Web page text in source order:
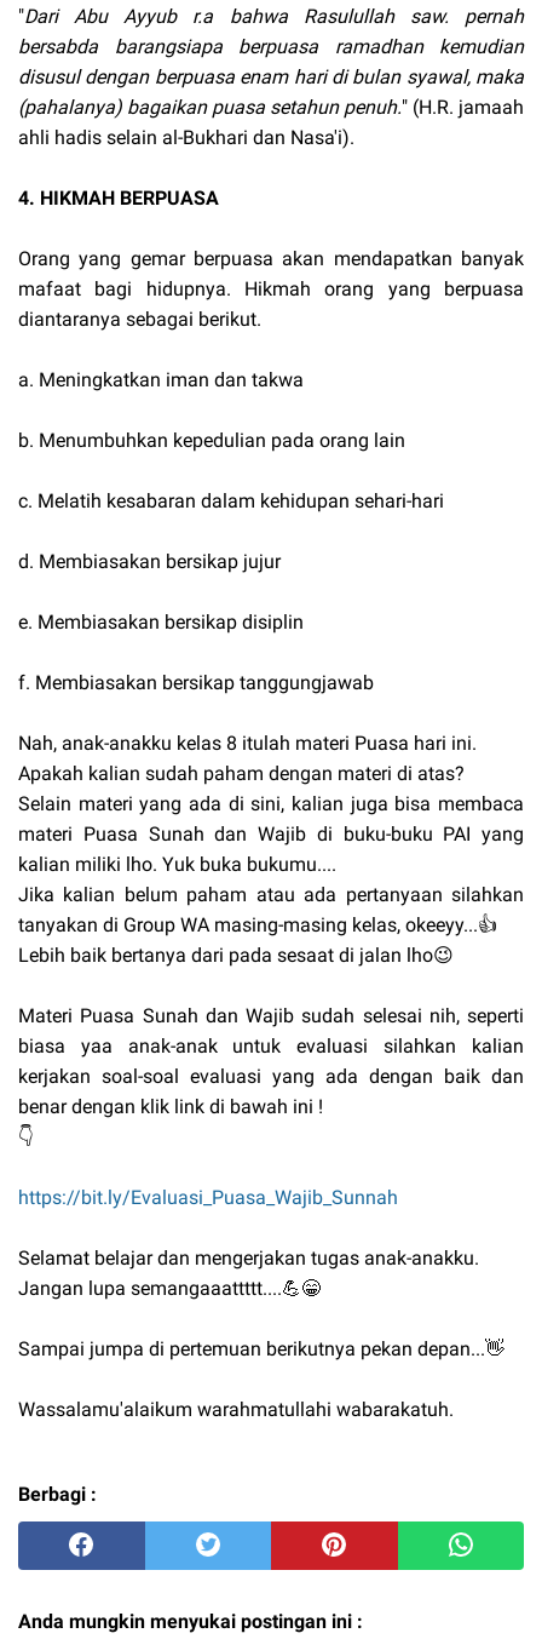
"Dari Abu Ayyub r.a bahwa Rasulullah saw. pernah
bersabda barangsiapa berpuasa ramadhan kemudian
disusul dengan berpuasa enam hari di bulan syawal, maka
(pahalanya) bagaikan puasa setahun penuh." (H.R. jamaah
ahli hadis selain al-Bukhari dan Nasa'i).
4. HIKMAH BERPUASA
Orang yang gemar berpuasa akan mendapatkan banyak
mafaat bagi hidupnya. Hikmah orang yang berpuasa
diantaranya sebagai berikut.
a. Meningkatkan iman dan takwa
b. Menumbuhkan kepedulian pada orang lain
c. Melatih kesabaran dalam kehidupan sehari-hari
d. Membiasakan bersikap jujur
e. Membiasakan bersikap disiplin
f. Membiasakan bersikap tanggungjawab
Nah, anak-anakku kelas 8 itulah materi Puasa hari ini.
Apakah kalian sudah paham dengan materi di atas?
Selain materi yang ada di sini, kalian juga bisa membaca
materi Puasa Sunah dan Wajib di buku-buku PAI yang
kalian miliki lho. Yuk buka bukumu....
Jika kalian belum paham atau ada pertanyaan silahkan
tanyakan di Group WA masing-masing kelas, okeeyy...👍
Lebih baik bertanya dari pada sesaat di jalan lho😉
Materi Puasa Sunah dan Wajib sudah selesai nih, seperti
biasa yaa anak-anak untuk evaluasi silahkan kalian
kerjakan soal-soal evaluasi yang ada dengan baik dan
benar dengan klik link di bawah ini !
👇
https://bit.ly/Evaluasi_Puasa_Wajib_Sunnah
Selamat belajar dan mengerjakan tugas anak-anakku.
Jangan lupa semangaaattttt....💪😁
Sampai jumpa di pertemuan berikutnya pekan depan...👋
Wassalamu'alaikum warahmatullahi wabarakatuh.
Berbagi :
Anda mungkin menyukai postingan ini :